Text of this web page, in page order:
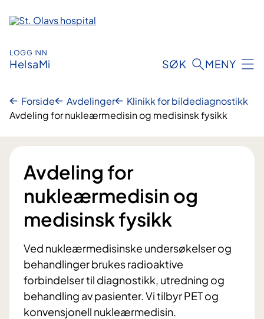
innhold
LOGG INN
HelsaMi SØK MENY
Forside Avdelinger
Klinikk for bildediagnostikk
Avdeling for nukleærmedisin og medisinsk fysikk
Avdeling for
nukleærmedisin og
medisinsk fysikk
Ved nukleærmedisinske undersøkelser og
behandlinger brukes radioaktive
forbindelser til diagnostikk, utredning og
behandling av pasienter. Vi tilbyr PET og
konvensjonell nukleærmedisin.